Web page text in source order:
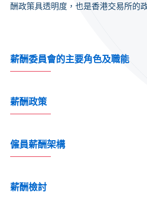
酬政策具透明度，也是香港交易所的
薪酬委員會的主要角色及職能
薪酬政策
僱員薪酬架構
薪酬檢討